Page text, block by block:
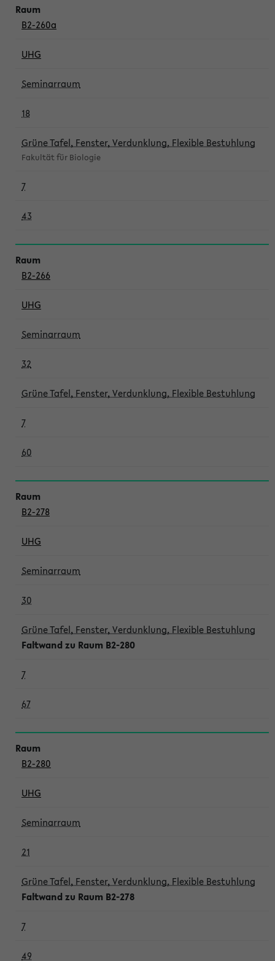
B2-260a
UHG
Seminarraum
18
Grüne Tafel, Fenster, Verdunklung, Flexible Bestuhlung
Fakultät für Biologie
7
43
B2-266
UHG
Seminarraum
32
Grüne Tafel, Fenster, Verdunklung, Flexible Bestuhlung
7
60
B2-278
UHG
Seminarraum
30
Grüne Tafel, Fenster, Verdunklung, Flexible Bestuhlung
Faltwand zu Raum B2-280
7
67
B2-280
UHG
Seminarraum
21
Grüne Tafel, Fenster, Verdunklung, Flexible Bestuhlung
Faltwand zu Raum B2-278
7
49